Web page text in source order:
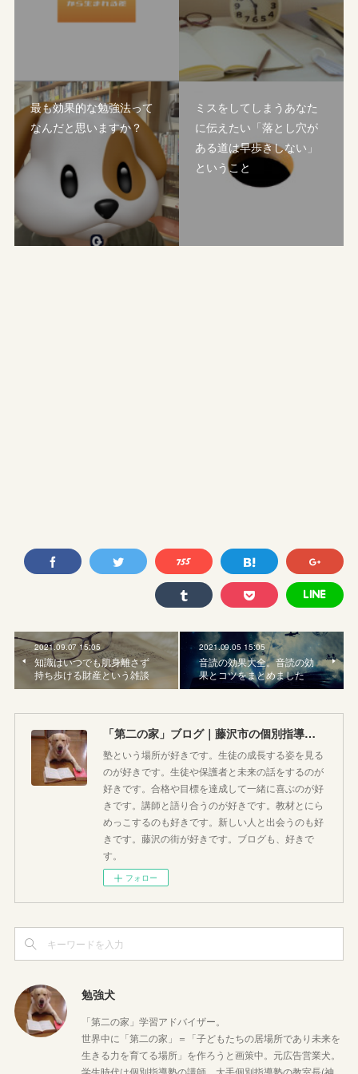
最も効果的な勉強法って
なんだと思いますか？
ミスをしてしまうあなた
に伝えたい「落とし穴が
ある道は早歩きしない」
ということ
2021.09.07 15:05
知識はいつでも肌身離さず
持ち歩ける財産という雑談
2021.09.05 15:05
音読の効果大全。音読の効
果とコツをまとめました
「第二の家」ブログ｜藤沢市の個別指導塾のお話
塾という場所が好きです。生徒の成長する姿を見る
のが好きです。生徒や保護者と未来の話をするのが
好きです。合格や目標を達成して一緒に喜ぶのが好
きです。講師と語り合うのが好きです。教材とにら
めっこするのも好きです。新しい人と出会うのも好
きです。藤沢の街が好きです。ブログも、好きで
す。
フォロー
勉強犬
「第二の家」学習アドバイザー。
世界中に「第二の家」＝「子どもたちの居場所であり未来を
生きる力を育てる場所」を作ろうと画策中。元広告営業犬。
学生時代は個別指導塾の講師。大手個別指導塾の教室長(神